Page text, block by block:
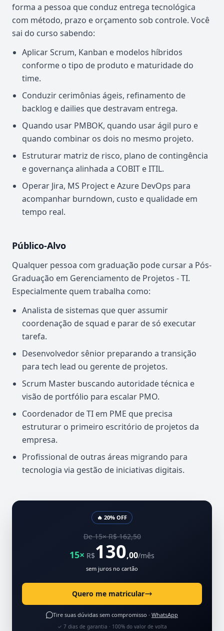
forma a pessoa que conduz entrega tecnológica
com método, prazo e orçamento sob controle. Você
sai do curso sabendo:
Aplicar Scrum, Kanban e modelos híbridos
conforme o tipo de produto e maturidade do
time.
Conduzir cerimônias ágeis, refinamento de
backlog e dailies que destravam entrega.
Quando usar PMBOK, quando usar ágil puro e
quando combinar os dois no mesmo projeto.
Estruturar matriz de risco, plano de contingência
e governança alinhada a COBIT e ITIL.
Operar Jira, MS Project e Azure DevOps para
acompanhar burndown, custo e qualidade em
tempo real.
Público-Alvo
Qualquer pessoa com graduação pode cursar a Pós-
Graduação em Gerenciamento de Projetos - TI.
Especialmente quem trabalha como:
Analista de sistemas que quer assumir
coordenação de squad e parar de só executar
tarefa.
Desenvolvedor sênior preparando a transição
para tech lead ou gerente de projetos.
Scrum Master buscando autoridade técnica e
visão de portfólio para escalar PMO.
Coordenador de TI em PME que precisa
estruturar o primeiro escritório de projetos da
empresa.
Profissional de outras áreas migrando para
tecnologia via gestão de iniciativas digitais.
🔥 20% OFF
De 15× R$ 162,50
15× R$130,00/mês
sem juros no cartão
Quero me matricular
Tire suas dúvidas sem compromisso · WhatsApp
✓ 7 dias de garantia · 100% do valor de volta